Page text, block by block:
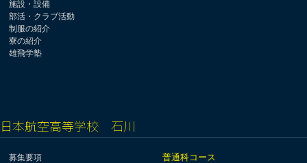
施設・設備
部活・クラブ活動
制服の紹介
寮の紹介
雄飛学塾
日本航空高等学校 石川
募集要項
普通科コース